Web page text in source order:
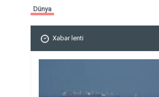
Dünya
Xəbər lenti